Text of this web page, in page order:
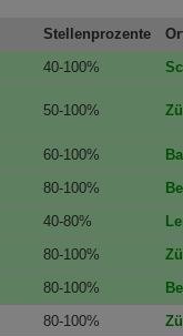
Stellenprozente
40-100%
50-100%
60-100%
80-100%
40-80%
80-100%
80-100%
80-100%